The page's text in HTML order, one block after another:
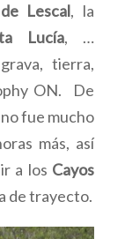
Lescal, la
Lucía, …
tierra,
ON. De
fue mucho
más, así
a los Cayos
de trayecto.